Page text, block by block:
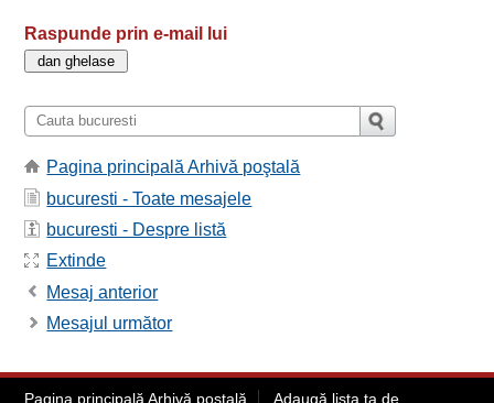
Raspunde prin e-mail lui
Pagina principală Arhivă poştală
bucuresti - Toate mesajele
bucuresti - Despre listă
Extinde
Mesaj anterior
Mesajul următor
Pagina principală Arhivă poştală Adaugă lista ta de